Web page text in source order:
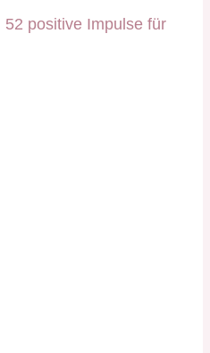
positive Impulse für